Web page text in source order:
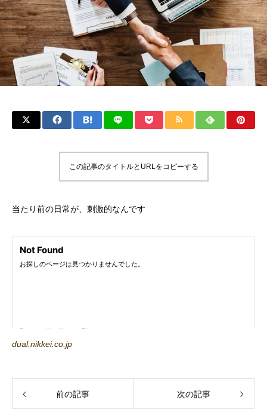
この記事のタイトルとURLをコピーする
当たり前の日常が、刺激的なんです
dual.nikkei.co.jp
前の記事 次の記事